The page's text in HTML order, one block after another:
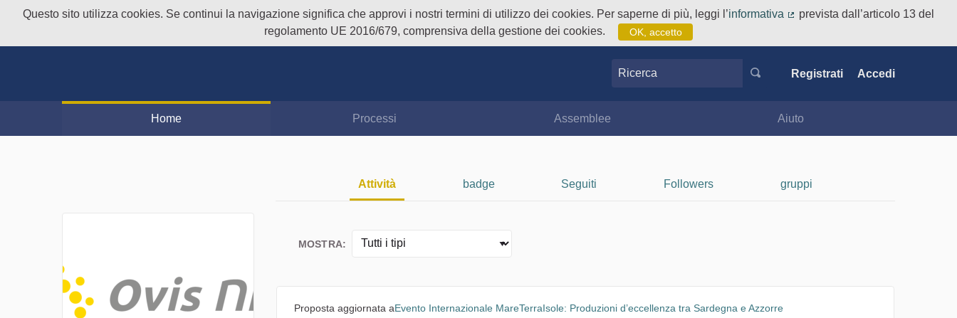
Questo sito utilizza cookies. Se continui la navigazione significa che approvi i nostri termini di utilizzo dei cookies. Per saperne di più, leggi l’informativa
prevista dall’articolo 13 del
regolamento UE 2016/679, comprensiva della gestione dei cookies.
OK, accetto
Ricerca Registrati Accedi
Home Processi Assemblee Aiuto
Attività badge Seguiti Followers gruppi
MOSTRA:
Proposta aggiornata aEvento Internazionale MareTerraIsole: Produzioni d’eccellenza tra Sardegna e Azzorre